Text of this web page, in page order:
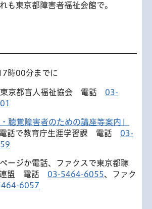
も東京都障害者福祉会館で。
時00分までに
東京都盲人福祉協会 電話03-
・聴覚障害者のための講座等案内」
話で教育庁生涯学習課 電話03-
ページか電話、ファクスで東京都聴
連盟 電話03-5464-6055、ファク
6057